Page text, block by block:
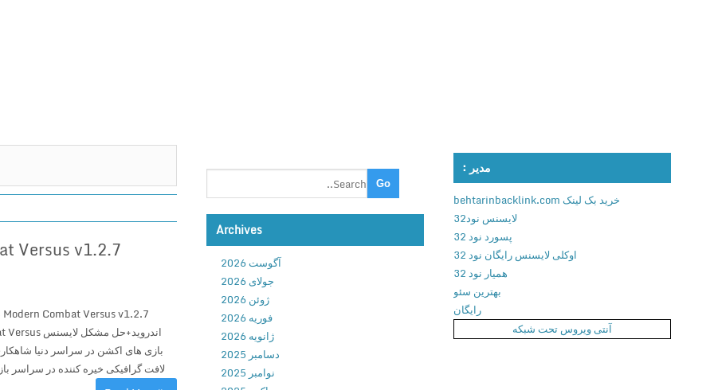
بازی های اکشن در سراسر دنیا
لافت گرافیکی خیره کننده در سراسر
Archives
آگوست 2026
جولای 2026
ژوئن 2026
فوریه 2026
ژانویه 2026
دسامبر 2025
نوامبر 2025
مدیر :
خرید بک لینک behtarinbacklink.com
لایسنس نود32
پسورد نود 32
اوکلی لایسنس رایگان نود 32
همیار نود 32
بهترین سئو
رایگان
آنتی ویروس تحت شبکه